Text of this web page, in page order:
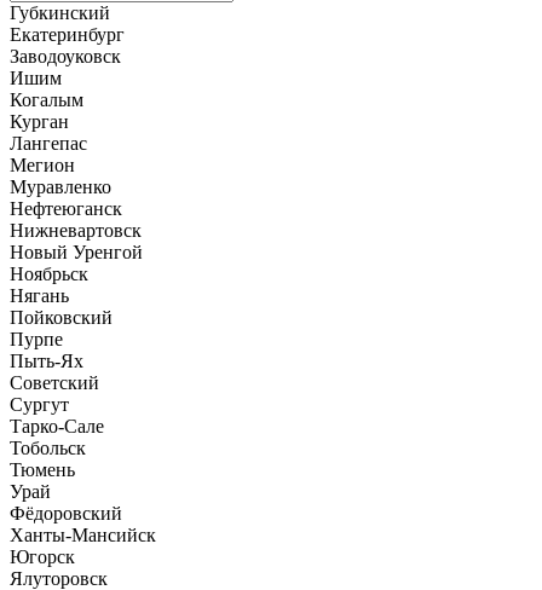
Губкинский
Екатеринбург
Заводоуковск
Ишим
Когалым
Курган
Лангепас
Мегион
Муравленко
Нефтеюганск
Нижневартовск
Новый Уренгой
Ноябрьск
Нягань
Пойковский
Пурпе
Пыть-Ях
Советский
Сургут
Тарко-Сале
Тобольск
Тюмень
Урай
Фёдоровский
Ханты-Мансийск
Югорск
Ялуторовск